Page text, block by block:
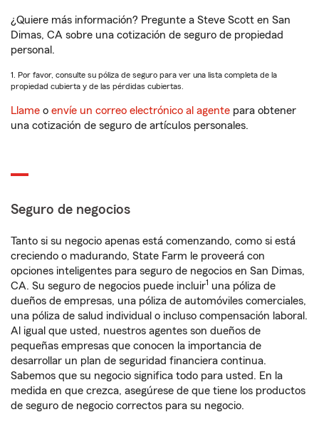
¿Quiere más información? Pregunte a Steve Scott en San
Dimas, CA sobre una cotización de seguro de propiedad
personal.
1. Por favor, consulte su póliza de seguro para ver una lista completa de la
propiedad cubierta y de las pérdidas cubiertas.
Llame o envíe un correo electrónico al agente para obtener
una cotización de seguro de artículos personales.
Seguro de negocios
Tanto si su negocio apenas está comenzando, como si está
creciendo o madurando, State Farm le proveerá con
opciones inteligentes para seguro de negocios en San Dimas,
CA. Su seguro de negocios puede incluir1 una póliza de
dueños de empresas, una póliza de automóviles comerciales,
una póliza de salud individual o incluso compensación laboral.
Al igual que usted, nuestros agentes son dueños de
pequeñas empresas que conocen la importancia de
desarrollar un plan de seguridad financiera continua.
Sabemos que su negocio significa todo para usted. En la
medida en que crezca, asegúrese de que tiene los productos
de seguro de negocio correctos para su negocio.